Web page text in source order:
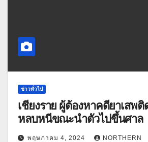
ข่าวทั่วไป
เชียงราย ผู้ต้องหาคดียาเสพ
หลบหนีขณะนำตัวไปขึ้นศาล
พฤษภาคม 4, 2024 NORTHERN